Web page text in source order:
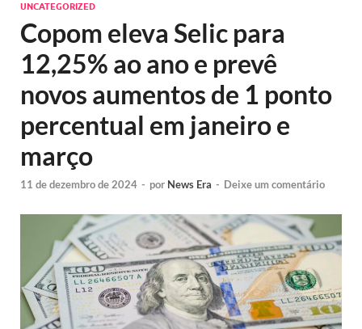
UNCATEGORIZED
Copom eleva Selic para
12,25% ao ano e prevê
novos aumentos de 1 ponto
percentual em janeiro e
março
11 de dezembro de 2024 - por News Era - Deixe um comentário